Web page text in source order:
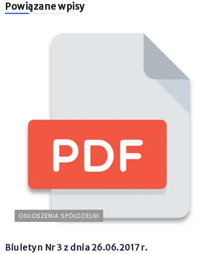
Powiązane wpisy
OGŁOSZENIA SPÓŁDZIELNI
Biuletyn Nr 3 z dnia 26.06.2017 r.